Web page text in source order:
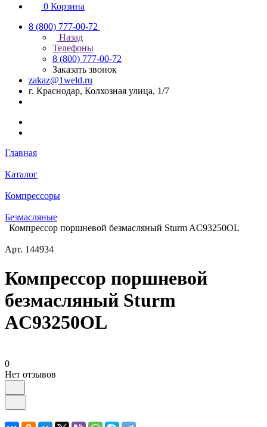
0 Корзина
8 (800) 777-00-72
Назад
Телефоны
8 (800) 777-00-72
Заказать звонок
zakaz@1weld.ru
г. Краснодар, Колхозная улица, 1/7
Главная
Каталог
Компрессоры
Безмасляные
Компрессор поршневой безмасляный Sturm AC93250OL
Арт. 144934
Компрессор поршневой
безмасляный Sturm
AC93250OL
0
Нет отзывов